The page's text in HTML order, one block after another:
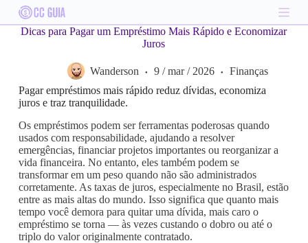
S
k
o
n
n
Dicas para Pagar um Empréstimo Mais Rápido e Economizar
Juros
Wanderson 9 / mar / 2026
Finanças
Pagar empréstimos mais rápido reduz dívidas, economiza
juros e traz tranquilidade.
Os empréstimos podem ser ferramentas poderosas quando
usados com responsabilidade, ajudando a resolver
emergências, financiar projetos importantes ou reorganizar a
vida financeira. No entanto, eles também podem se
transformar em um peso quando não são administrados
corretamente. As taxas de juros, especialmente no Brasil, estão
entre as mais altas do mundo. Isso significa que quanto mais
tempo você demora para quitar uma dívida, mais caro o
empréstimo se torna — às vezes custando o dobro ou até o
triplo do valor originalmente contratado.